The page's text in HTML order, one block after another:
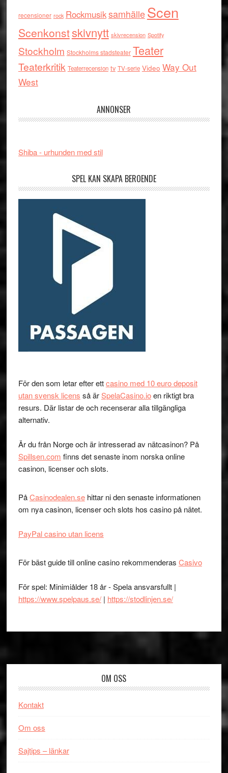
recensioner rock RockmusiksamhälleScen
Scenkonstskivnytt skivrecension Spotify
Stockholm Stockholms stadsteater Teater
Teaterkritik Teaterrecension tv TV-serie Video Way Out
West
ANNONSER
Shiba - urhunden med stil
SPEL KAN SKAPA BEROENDE
För den som letar efter ettcasino med 10 euro deposit
utan svensk licens så ärSpelaCasino.ioen riktigt bra
resurs. Där listar de och recenserar alla tillgängliga
alternativ.
Är du från Norge och är intresserad av nätcasinon? På
Spillsen.com finns det senaste inom norska online
casinon, licenser och slots.
PåCasinodealen.sehittar ni den senaste informationen
om nya casinon, licenser och slots hos casino på nätet.
PayPal casino utan licens
För bäst guide till online casino rekommenderas Casivo
För spel: Minimiålder 18 år - Spela ansvarsfullt |
https://www.spelpaus.se/| https://stodlinjen.se/
OM OSS
Kontakt
Om oss
Sajtips – länkar